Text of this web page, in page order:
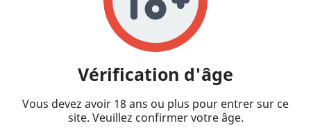
Étiquette BAPTÊME / COMMUNION
Prix
24,00 €
 AJOUTER AU PANIER
Vérification d'âge
Vous devez avoir 18 ans ou plus pour entrer sur ce
site. Veuillez confirmer votre âge.